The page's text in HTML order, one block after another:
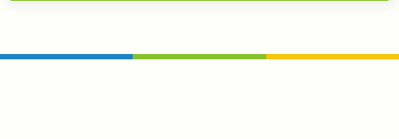
Transparencia